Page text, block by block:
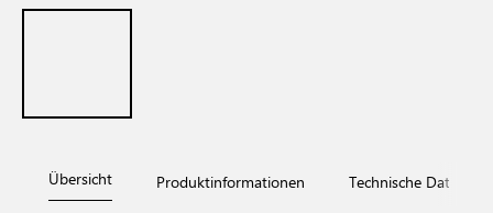
Übersicht Produktinformationen Technische Daten